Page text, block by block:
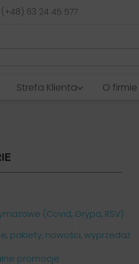
63 24 45 577
Strefa Klienta O firmie
(Covid, Grypa, RSV)
pakiety, nowości, wyprzedaż
promocje